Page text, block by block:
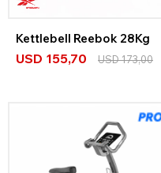
Kettlebell Reebok 28Kg
USD 155,70 USD173,00